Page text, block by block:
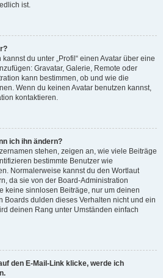
ist.
du unter „Profil“ einen Avatar über eine
Gravatar, Galerie, Remote oder
kann bestimmen, ob und wie die
Wenn du keinen Avatar benutzen kannst,
kontaktieren.
ich ihn ändern?
stehen, zeigen an, wie viele Beiträge
bestimmte Benutzer wie
Normalerweise kannst du den Wortlaut
da sie von der Board-Administration
keine sinnlosen Beiträge, nur um deinen
dulden dieses Verhalten nicht und ein
deinen Rang unter Umständen einfach
den E-Mail-Link klicke, werde ich